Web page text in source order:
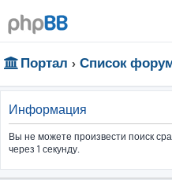
Портал Список
Информация
Вы не можете произвести поиск
через 1 секунду.